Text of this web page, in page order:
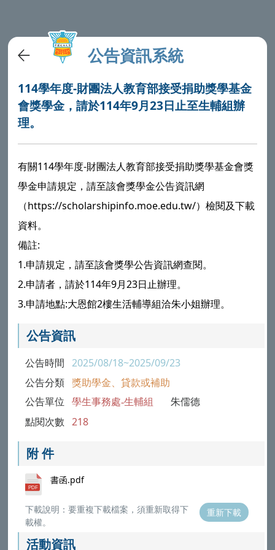
公告資訊系統
114學年度-財團法人教育部接受捐助獎學基金
會獎學金，請於114年9月23日止至生輔組辦
理。
有關114學年度-財團法人教育部接受捐助獎學基金會獎
學金申請規定，請至該會獎學金公告資訊網
（https://scholarshipinfo.moe.edu.tw/）檢閱及下載
資料。
備註:
1.申請規定，請至該會獎學公告資訊網查閱。
2.申請者，請於114年9月23日止辦理。
3.申請地點:大恩館2樓生活輔導組洽朱小姐辦理。
公告資訊
公告時間 2025/08/18~2025/09/23
公告分類 獎助學金、貸款或補助
公告單位 學生事務處-生輔組 朱儒德
點閱次數 218
附 件
書函.pdf
下載說明：要重複下載檔案，須重新取得下
載權。
重新下載
活動資訊